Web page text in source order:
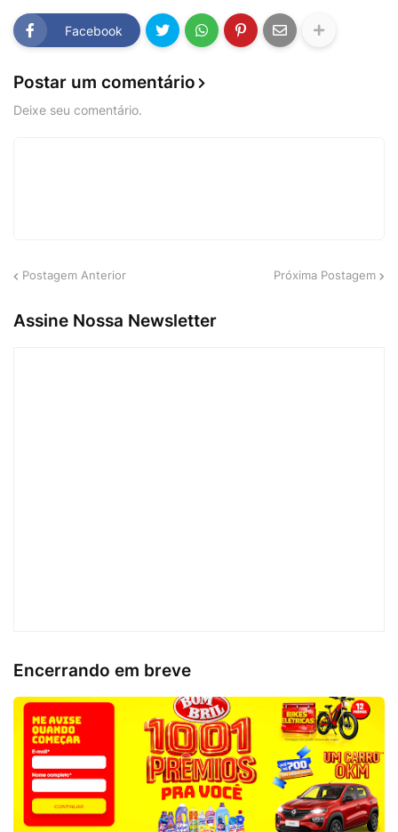
Facebook
Postar um comentário
Deixe seu comentário.
Postagem Anterior Próxima Postagem
Assine Nossa Newsletter
Encerrando em breve